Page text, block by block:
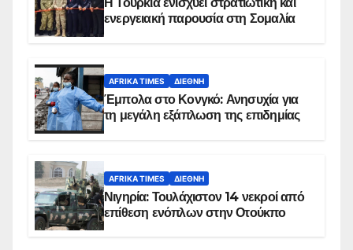
ενεργειακή παρουσία στη Σομαλία
AFRIKA TIMES ΔΙΕΘΝΉ
Έμπολα στο Κονγκό: Ανησυχία για
τη μεγάλη εξάπλωση της επιδημίας
AFRIKA TIMES ΔΙΕΘΝΉ
Νιγηρία: Τουλάχιστον 14 νεκροί από
επίθεση ενόπλων στην Οτούκπο